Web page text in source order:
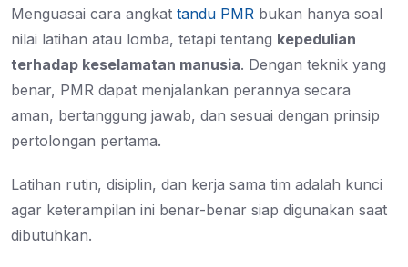
Menguasai cara angkat tandu PMR bukan hanya soal
nilai latihan atau lomba, tetapi tentang kepedulian
terhadap keselamatan manusia. Dengan teknik yang
benar, PMR dapat menjalankan perannya secara
aman, bertanggung jawab, dan sesuai dengan prinsip
pertolongan pertama.
Latihan rutin, disiplin, dan kerja sama tim adalah kunci
agar keterampilan ini benar-benar siap digunakan saat
dibutuhkan.